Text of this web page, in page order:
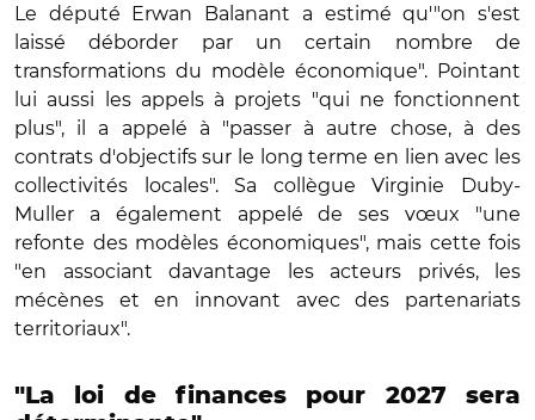
Le député Erwan Balanant a estimé qu'"on s'est
laissé déborder par un certain nombre de
transformations du modèle économique". Pointant
lui aussi les appels à projets "qui ne fonctionnent
plus", il a appelé à "passer à autre chose, à des
contrats d'objectifs sur le long terme en lien avec les
collectivités locales". Sa collègue Virginie Duby-
Muller a également appelé de ses vœux "une
refonte des modèles économiques", mais cette fois
"en associant davantage les acteurs privés, les
mécènes et en innovant avec des partenariats
territoriaux".
"La loi de finances pour 2027 sera